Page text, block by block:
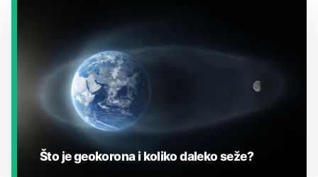
Što je geokorona i koliko daleko seže?